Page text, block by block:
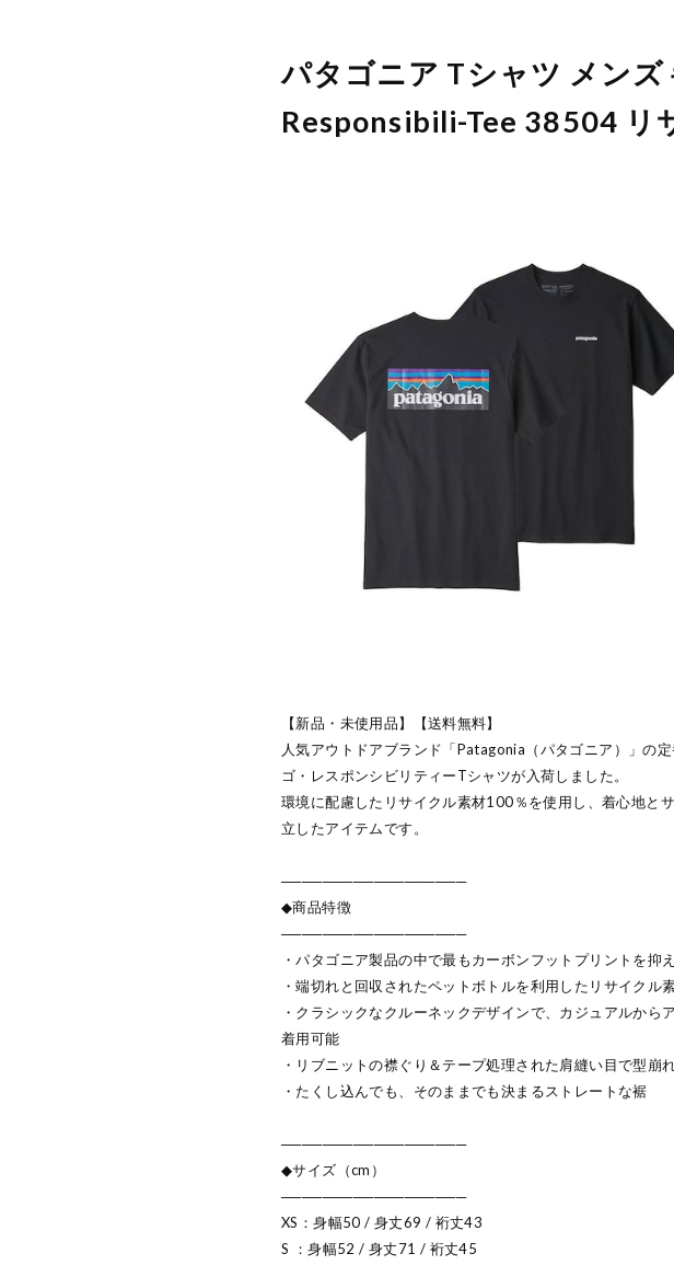
パタゴニア Tシャツ メン
Responsibili-Tee 38504 リ
【新品・未使用品】【送料無料】
人気アウトドアブランド「Patagonia（パタゴニア）」の
ゴ・レスポンシビリティーTシャツが入荷しました。
環境に配慮したリサイクル素材100％を使用し、着心地と
立したアイテムです。
──────────────────
◆商品特徴
──────────────────
・パタゴニア製品の中で最もカーボンフットプリントを抑
・端切れと回収されたペットボトルを利用したリサイクル
・クラシックなクルーネックデザインで、カジュアルから
着用可能
・リブニットの襟ぐり＆テープ処理された肩縫い目で型崩
・たくし込んでも、そのままでも決まるストレートな裾
──────────────────
◆サイズ（cm）
──────────────────
XS：身幅50 / 身丈69 / 裄丈43
S ：身幅52 / 身丈71 / 裄丈45